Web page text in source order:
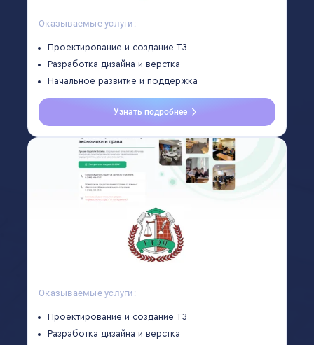
Оказываемые услуги:
Проектирование и создание ТЗ
Разработка дизайна и верстка
Начальное развитие и поддержка
Узнать подробнее
Оказываемые услуги:
Проектирование и создание ТЗ
Разработка дизайна и верстка